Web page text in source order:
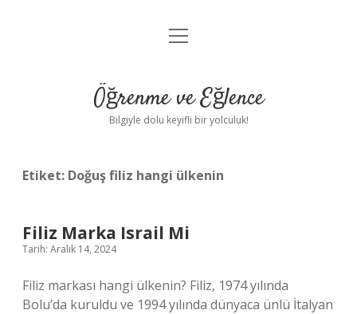
Anasayfa
Yasal Uyarı
menüyü
Öğrenme ve Eğlence
Bilgiyle dolu keyifli bir yolculuk!
Etiket: Doğuş filiz hangi ülkenin
Filiz Marka Israil Mi
Tarih: Aralık 14, 2024
Filiz markası hangi ülkenin? Filiz, 1974 yılında
Bolu’da kuruldu ve 1994 yılında dünyaca ünlü İtalyan